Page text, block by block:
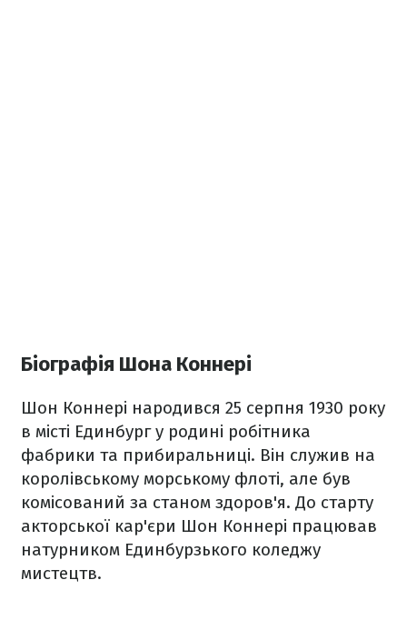
Біографія Шона Коннері
Шон Коннері народився 25 серпня 1930 року
в місті Единбург у родині робітника
фабрики та прибиральниці. Він служив на
королівському морському флоті, але був
комісований за станом здоров'я. До старту
акторської кар'єри Шон Коннері працював
натурником Единбурзького коледжу
мистецтв.